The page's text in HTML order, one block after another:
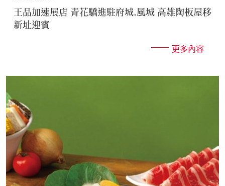
王品加速展店 青花驕進駐府城.風城 高雄陶板屋移
新址迎賓
更多內容